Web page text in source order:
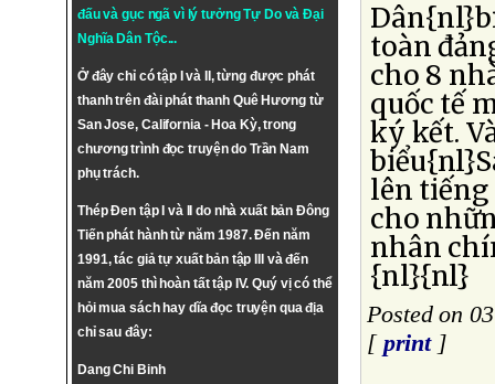
đấu và gục ngã vì lý tưởngTự DovàĐại
Nghĩa Dân Tộc...
Ở đây chỉ có tập I và II, từng được phát
thanh trên đài phát thanh Quê Hương từ
San Jose, California - Hoa Kỳ, trong
chương trình đọc truyện do Trần Nam
phụ trách.
Thép Đen tập I và II do nhà xuất bản Đông
Tiến phát hành từ năm 1987. Đến năm
1991, tác giả tự xuất bản tập III và đến
năm 2005 thì hoàn tất tập IV. Quý vị có thể
hỏi mua sách hay dĩa đọc truyện qua địa
chỉ sau đây:
Dang Chi Binh
toàn
cho 8
quốc tế
ký kết.
lên tiếng
cho
nhân
{nl}{nl}
Posted on
[ print]